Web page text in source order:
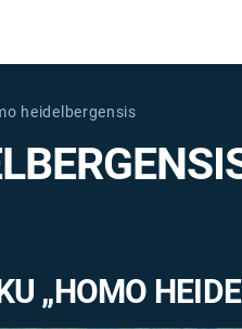
Války
VÁLEČNÉ
heidelbergensis
„HOMO